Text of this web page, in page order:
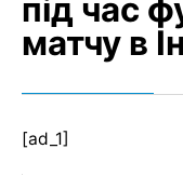
під час
матчу в
[ad_1]